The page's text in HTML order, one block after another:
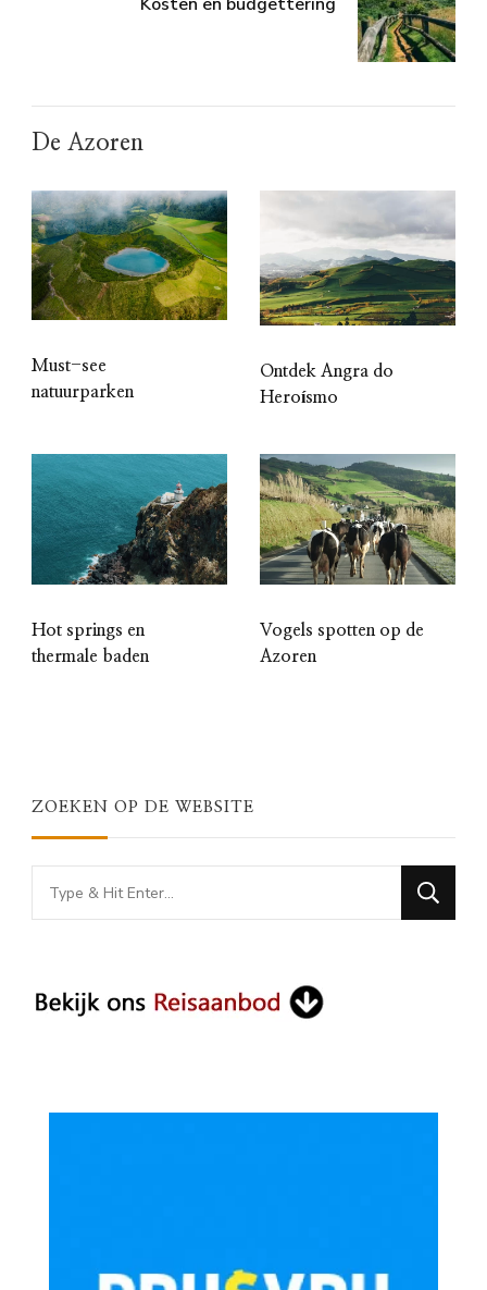
De Azoren
Must-see
natuurparken
Ontdek Angra do
Heroísmo
Hot springs en
thermale baden
Vogels spotten op de
Azoren
ZOEKEN OP DE WEBSITE
Looking
for